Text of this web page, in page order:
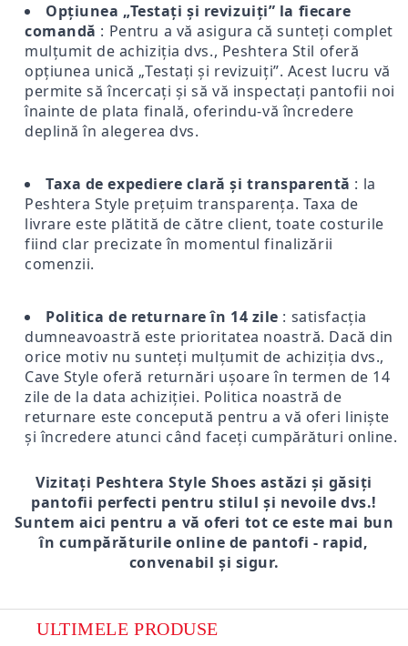
Opțiunea „Testați și revizuiți” la fiecare
comandă : Pentru a vă asigura că sunteți complet
mulțumit de achiziția dvs., Peshtera Stil oferă
opțiunea unică „Testați și revizuiți”. Acest lucru vă
permite să încercați și să vă inspectați pantofii noi
înainte de plata finală, oferindu-vă încredere
deplină în alegerea dvs.
Taxa de expediere clară și transparentă : la
Peshtera Style prețuim transparența. Taxa de
livrare este plătită de către client, toate costurile
fiind clar precizate în momentul finalizării
comenzii.
Politica de returnare în 14 zile : satisfacția
dumneavoastră este prioritatea noastră. Dacă din
orice motiv nu sunteți mulțumit de achiziția dvs.,
Cave Style oferă returnări ușoare în termen de 14
zile de la data achiziției. Politica noastră de
returnare este concepută pentru a vă oferi liniște
și încredere atunci când faceți cumpărături online.
Vizitați Peshtera Style Shoes astăzi și găsiți
pantofii perfecti pentru stilul și nevoile dvs.!
Suntem aici pentru a vă oferi tot ce este mai bun
în cumpărăturile online de pantofi - rapid,
convenabil și sigur.
ULTIMELE PRODUSE